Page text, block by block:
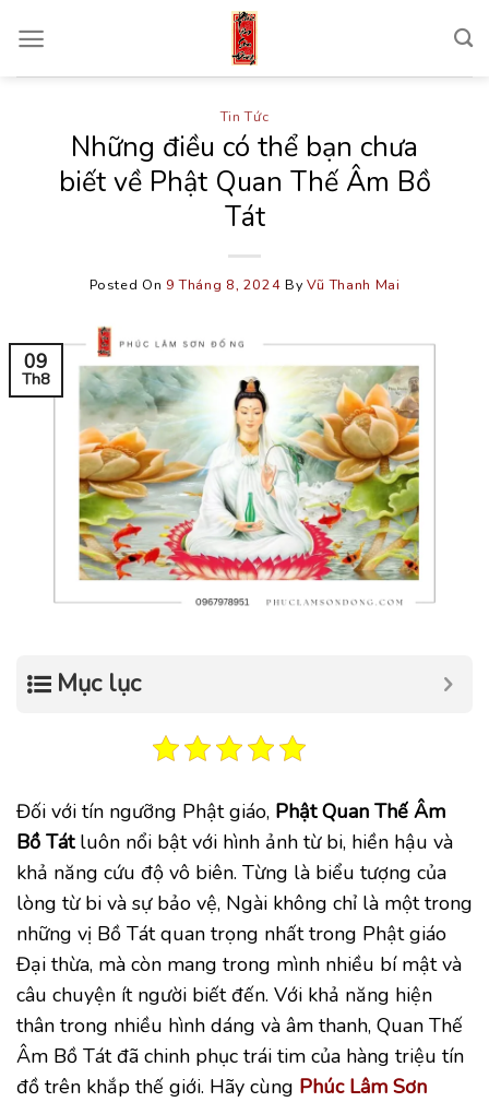
content
Tin Tức
Những điều có thể bạn chưa
biết về Phật Quan Thế Âm Bồ
Tát
Posted On 9 Tháng 8, 2024 By Vũ Thanh Mai
09
Th8
Mục lục
Đối với tín ngưỡng Phật giáo, Phật Quan Thế Âm
Bồ Tátluôn nổi bật với hình ảnh từ bi, hiền hậu và
khả năng cứu độ vô biên. Từng là biểu tượng của
lòng từ bi và sự bảo vệ, Ngài không chỉ là một trong
những vị Bồ Tát quan trọng nhất trong Phật giáo
Đại thừa, mà còn mang trong mình nhiều bí mật và
câu chuyện ít người biết đến. Với khả năng hiện
thân trong nhiều hình dáng và âm thanh, Quan Thế
Âm Bồ Tát đã chinh phục trái tim của hàng triệu tín
đồ trên khắp thế giới. Hãy cùng Phúc Lâm Sơn